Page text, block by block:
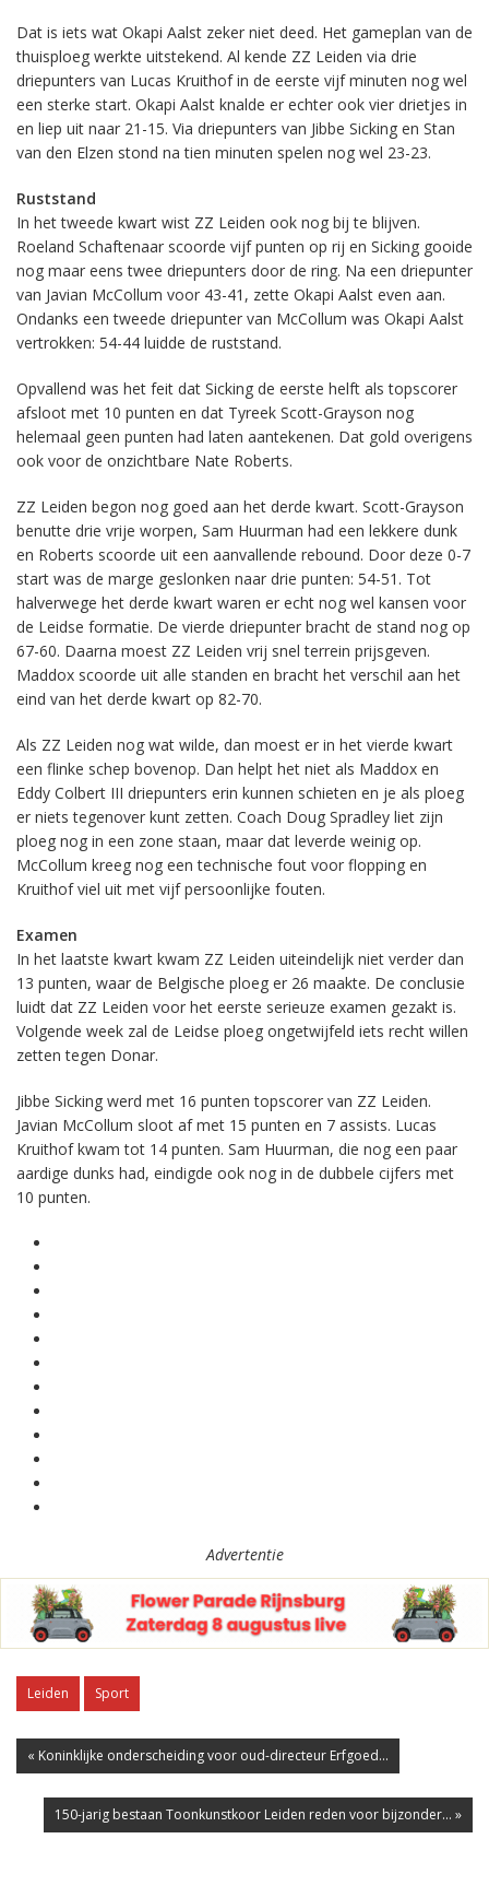
Dat is iets wat Okapi Aalst zeker niet deed. Het gameplan van de
thuisploeg werkte uitstekend. Al kende ZZ Leiden via drie
driepunters van Lucas Kruithof in de eerste vijf minuten nog wel
een sterke start. Okapi Aalst knalde er echter ook vier drietjes in
en liep uit naar 21-15. Via driepunters van Jibbe Sicking en Stan
van den Elzen stond na tien minuten spelen nog wel 23-23.
Ruststand
In het tweede kwart wist ZZ Leiden ook nog bij te blijven.
Roeland Schaftenaar scoorde vijf punten op rij en Sicking gooide
nog maar eens twee driepunters door de ring. Na een driepunter
van Javian McCollum voor 43-41, zette Okapi Aalst even aan.
Ondanks een tweede driepunter van McCollum was Okapi Aalst
vertrokken: 54-44 luidde de ruststand.
Opvallend was het feit dat Sicking de eerste helft als topscorer
afsloot met 10 punten en dat Tyreek Scott-Grayson nog
helemaal geen punten had laten aantekenen. Dat gold overigens
ook voor de onzichtbare Nate Roberts.
ZZ Leiden begon nog goed aan het derde kwart. Scott-Grayson
benutte drie vrije worpen, Sam Huurman had een lekkere dunk
en Roberts scoorde uit een aanvallende rebound. Door deze 0-7
start was de marge geslonken naar drie punten: 54-51. Tot
halverwege het derde kwart waren er echt nog wel kansen voor
de Leidse formatie. De vierde driepunter bracht de stand nog op
67-60. Daarna moest ZZ Leiden vrij snel terrein prijsgeven.
Maddox scoorde uit alle standen en bracht het verschil aan het
eind van het derde kwart op 82-70.
Als ZZ Leiden nog wat wilde, dan moest er in het vierde kwart
een flinke schep bovenop. Dan helpt het niet als Maddox en
Eddy Colbert III driepunters erin kunnen schieten en je als ploeg
er niets tegenover kunt zetten. Coach Doug Spradley liet zijn
ploeg nog in een zone staan, maar dat leverde weinig op.
McCollum kreeg nog een technische fout voor flopping en
Kruithof viel uit met vijf persoonlijke fouten.
Examen
In het laatste kwart kwam ZZ Leiden uiteindelijk niet verder dan
13 punten, waar de Belgische ploeg er 26 maakte. De conclusie
luidt dat ZZ Leiden voor het eerste serieuze examen gezakt is.
Volgende week zal de Leidse ploeg ongetwijfeld iets recht willen
zetten tegen Donar.
Jibbe Sicking werd met 16 punten topscorer van ZZ Leiden.
Javian McCollum sloot af met 15 punten en 7 assists. Lucas
Kruithof kwam tot 14 punten. Sam Huurman, die nog een paar
aardige dunks had, eindigde ook nog in de dubbele cijfers met
10 punten.
Advertentie
Leiden Sport
« Koninklijke onderscheiding voor oud-directeur Erfgoed...
150-jarig bestaan Toonkunstkoor Leiden reden voor bijzonder... »